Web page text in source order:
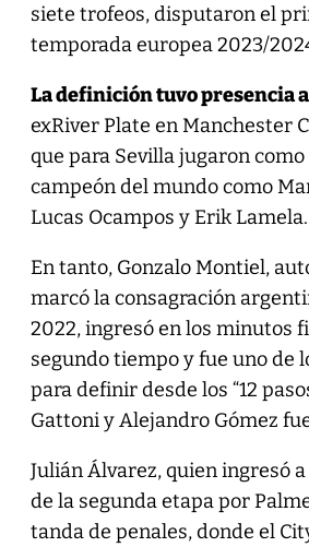
siete trofeos, disputaron el
temporada europea 2023/
La definición tuvo presencia
exRiver Plate en Manchester
que para Sevilla jugaron
campeón del mundo como
Lucas Ocampos y Erik Lamela.
En tanto, Gonzalo Montiel,
marcó la consagración
2022, ingresó en los minutos
segundo tiempo y fue uno de
para definir desde los “12
Gattoni y Alejandro Gómez
Julián Álvarez, quien ingresó
de la segunda etapa por
tanda de penales, donde el